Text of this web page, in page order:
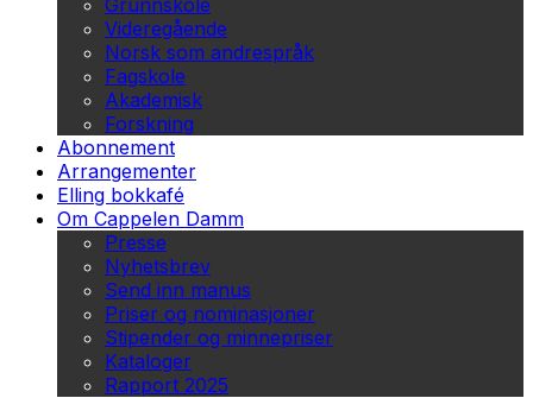
Grunnskole
Videregående
Norsk som andrespråk
Fagskole
Akademisk
Forskning
Abonnement
Arrangementer
Elling bokkafé
Om Cappelen Damm
Presse
Nyhetsbrev
Send inn manus
Priser og nominasjoner
Stipender og minnepriser
Kataloger
Rapport 2025